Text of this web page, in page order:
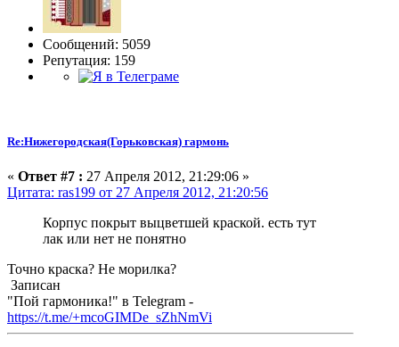
Сообщений: 5059
Репутация: 159
Re:Нижегородская(Горьковская) гармонь
« Ответ #7 : 27 Апреля 2012, 21:29:06 »
Цитата: ras199 от 27 Апреля 2012, 21:20:56
Корпус покрыт выцветшей краской. есть тут
лак или нет не понятно
Точно краска? Не морилка?
Записан
"Пой гармоника!" в Telegram -
https://t.me/+mcoGIMDe_sZhNmVi